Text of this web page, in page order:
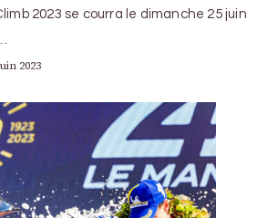
2023 se courra le dimanche 25 juin
2023